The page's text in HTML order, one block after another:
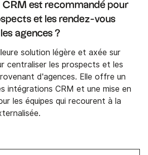
CRM est recommandé pour
et les rendez-vous
agences ?
solution légère et axée sur
centraliser les prospects et les
d'agences. Elle offre un
intégrations CRM et une mise en
les équipes qui recourent à la